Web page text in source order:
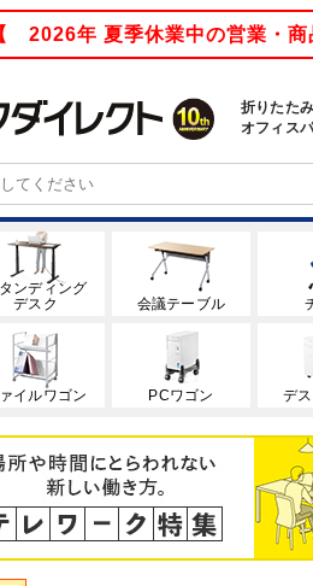
2026年 夏季休業中の営業・
折りたた
オフィス
ンディング
デスク
会議テーブル
イルワゴン PCワゴン デ